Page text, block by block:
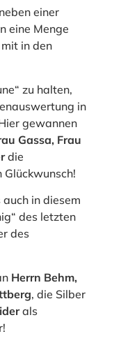
einer
eine Menge
in den
zu halten,
in
gewannen
Gassa, Frau
die
Glückwunsch!
in diesem
des letzten
des
Herrn Behm,
, die Silber
als